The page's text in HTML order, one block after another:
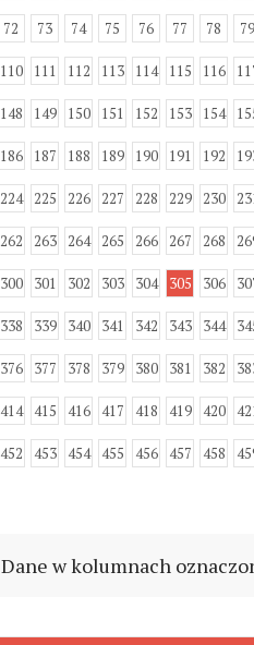
72 73 74 75 76 77 78 79
110 111 112 113 114 115 116
148 149 150 151 152 153 154
186 187 188 189 190 191 192
224 225 226 227 228 229 230
262 263 264 265 266 267 268
300 301 302 303 304 305 306
338 339 340 341 342 343 344
376 377 378 379 380 381 382
414 415 416 417 418 419 420
452 453 454 455 456 457 458
Dane w kolumnach